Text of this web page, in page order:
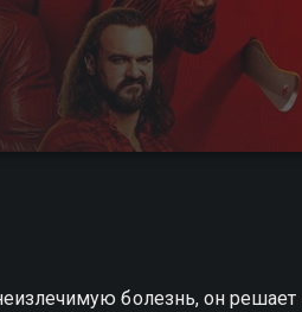
болезнь, он решает